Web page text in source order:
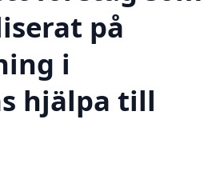
på
i
hjälpa till